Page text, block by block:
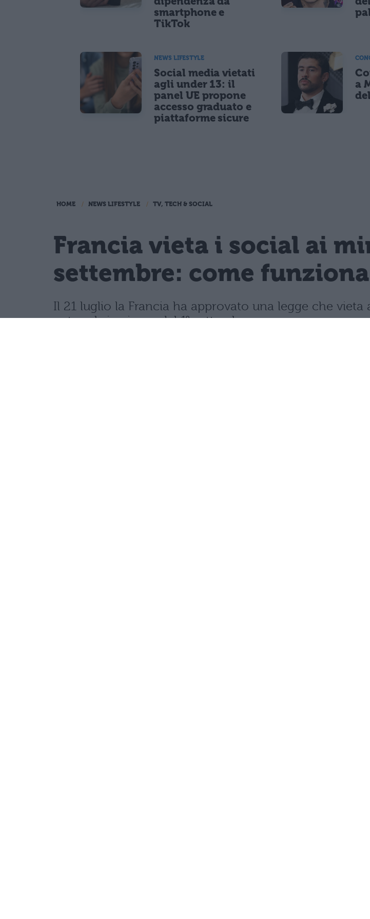
smartphone e
TikTok
NEWS LIFESTYLE
Social media vietati
agli under 13: il
panel UE propone
accesso graduato e
piattaforme sicure
a
HOME NEWS LIFESTYLE TV, TECH & SOCIAL
Francia vieta i social ai
settembre: come
Il 21 luglio la Francia ha approvato una legge che
network, in vigore dal 1° settembre.